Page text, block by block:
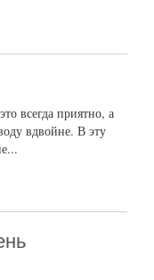
всегда приятно, а
вдвойне. В эту